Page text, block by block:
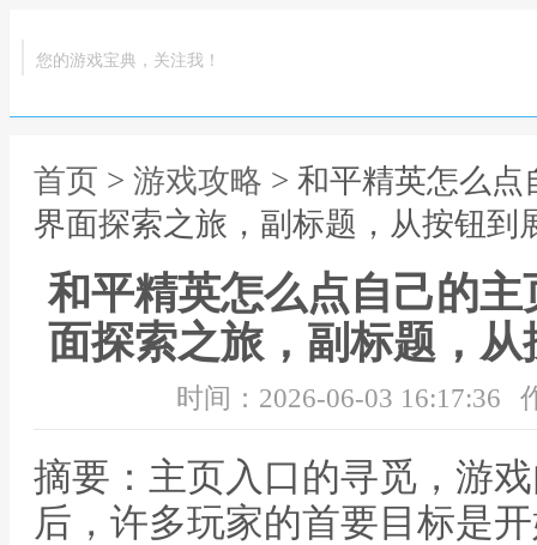
您的游戏宝典，关注我！
首页 > 游戏攻略 > 和平精英怎么
界面探索之旅，副标题，从按钮到
和平精英怎么点自己的
面探索之旅，副标题，
时间：2026-06-03 16:17:36
摘要：主页入口的寻觅，游
后，许多玩家的首要目标是